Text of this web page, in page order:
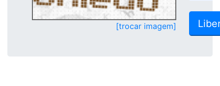
[trocar imagem]